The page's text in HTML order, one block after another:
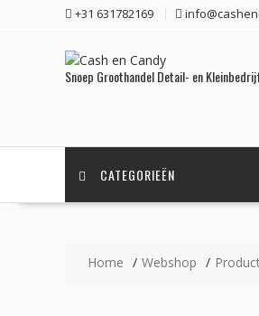
+31 631782169
Snoep Groothandel Detail- en
CATEGORIEËN
Home Webshop